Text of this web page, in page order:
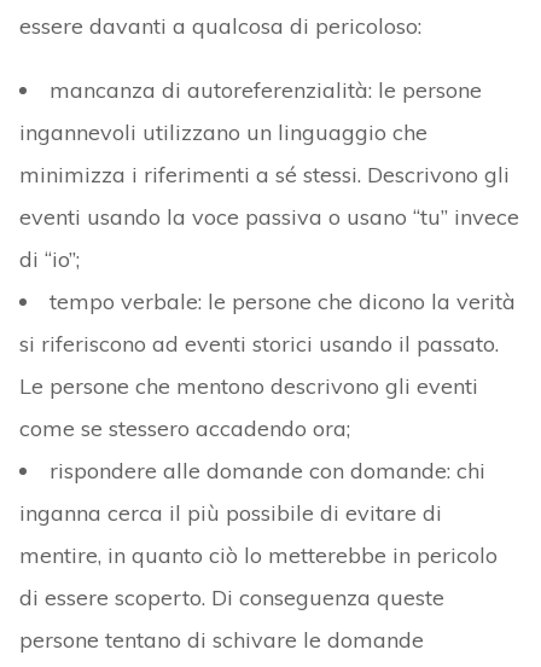
essere davanti a qualcosa di pericoloso:
mancanza di autoreferenzialità: le persone
ingannevoli utilizzano un linguaggio che
minimizza i riferimenti a sé stessi. Descrivono gli
eventi usando la voce passiva o usano “tu” invece
di “io”;
tempo verbale: le persone che dicono la verità
si riferiscono ad eventi storici usando il passato.
Le persone che mentono descrivono gli eventi
come se stessero accadendo ora;
rispondere alle domande con domande: chi
inganna cerca il più possibile di evitare di
mentire, in quanto ciò lo metterebbe in pericolo
di essere scoperto. Di conseguenza queste
persone tentano di schivare le domande